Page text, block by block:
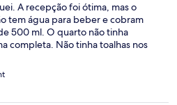
A recepção foi ótima, mas o
tem água para beber e cobram
500 ml. O quarto não tinha
completa. Não tinha toalhas nos